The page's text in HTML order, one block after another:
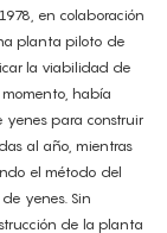
en colaboración
planta piloto de
la viabilidad de
había
para construir
al año, mientras
el método del
yenes. Sin
de la planta